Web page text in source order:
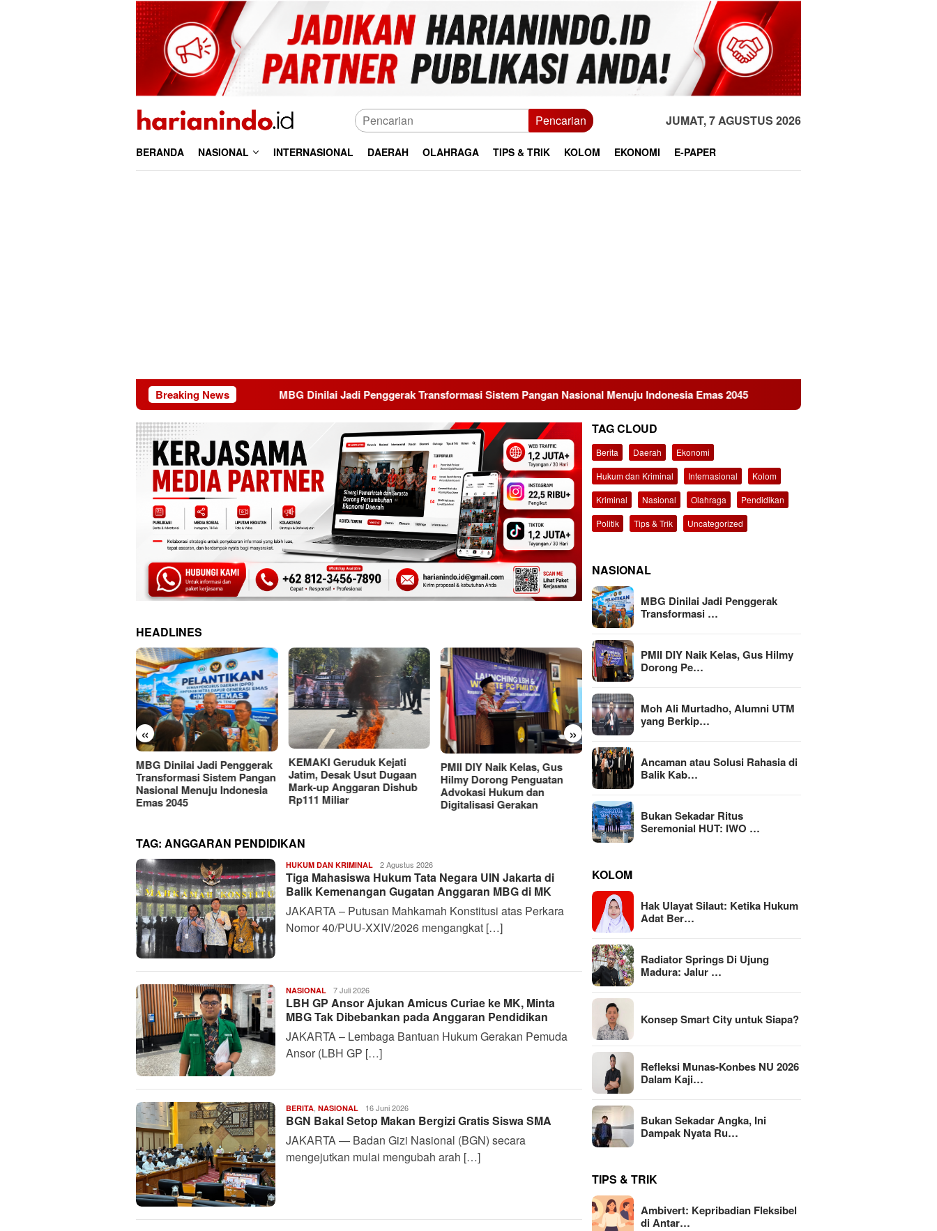
Pencarian JUMAT, 7 AGUSTUS 2026
BERANDA NASIONAL INTERNASIONAL DAERAH OLAHRAGA TIPS & TRIK KOLOM EKONOMI E-PAPER
Breaking NewsMBG Dinilai Jadi Penggerak Transformasi Sistem Pangan Nasional Menuju Indonesia Emas 2045 KEMAKI Geruduk Kejati Jatim, Desak Usut
HEADLINES
« »
KEMAKI Geruduk Kejati
Jatim, Desak Usut Dugaan
Mark-up Anggaran Dishub
Rp111 Miliar
PMII DIY Naik Kelas, Gus
Hilmy Dorong Penguatan
Advokasi Hukum dan
Digitalisasi Gerakan
Moh Ali Murtadho, Alumni
UTM yang Berkiprah dalam
Putusan MK soal MBG
Ancaman atau Solusi
Rahasia di Balik Kabinet
Bayangan
MBG Dinilai Jadi Penggerak
TAG: ANGGARAN PENDIDIKAN
HUKUM DAN KRIMINAL Deffananda
Febrian
S.
P
2 Agustus 2026
Tiga Mahasiswa Hukum Tata Negara UIN Jakarta di
Balik Kemenangan Gugatan Anggaran MBG di MK
JAKARTA – Putusan Mahkamah Konstitusi atas Perkara
Nomor 40/PUU-XXIV/2026 mengangkat […]
NASIONAL Harianindo.id
7 Juli 2026
LBH GP Ansor Ajukan Amicus Curiae ke MK, Minta
MBG Tak Dibebankan pada Anggaran Pendidikan
JAKARTA – Lembaga Bantuan Hukum Gerakan Pemuda
Ansor (LBH GP […]
BERITA, NASIONAL Deffananda
Febrian
P
16 Juni 2026
BGN Bakal Setop Makan Bergizi Gratis Siswa SMA
JAKARTA — Badan Gizi Nasional (BGN) secara
mengejutkan mulai mengubah arah […]
TAG CLOUD
Berita Daerah
Ekonomi
Hukum dan Kriminal
Internasional
Kolom
Kriminal
Nasional Olahraga
Pendidikan
Politik
Tips & Trik Uncategorized
NASIONAL
MBG Dinilai Jadi Penggerak
Transformasi …
PMII DIY Naik Kelas, Gus Hilmy
Dorong Pe…
Moh Ali Murtadho, Alumni UTM
yang Berkip…
Ancaman atau Solusi Rahasia di
Balik Kab…
Bukan Sekadar Ritus
Seremonial HUT: IWO …
KOLOM
Hak Ulayat Silaut: Ketika Hukum
Adat Ber…
Radiator Springs Di Ujung
Madura: Jalur …
Konsep Smart City untuk Siapa?
Refleksi Munas-Konbes NU 2026
Dalam Kaji…
Bukan Sekadar Angka, Ini
Dampak Nyata Ru…
TIPS & TRIK
Ambivert: Kepribadian Fleksibel
di Antar…